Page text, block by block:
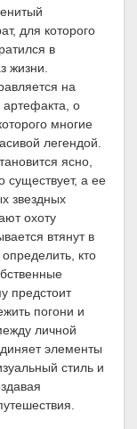
для которого
в
жизни.
на
артефакта, о
многие
легендой.
ясно,
существует, а ее
звездных
охоту
втянут в
кто
предстоит
погони и
личной
элементы
стиль и